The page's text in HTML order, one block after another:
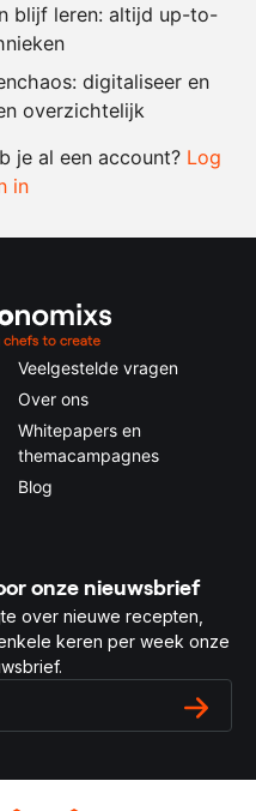
+
blijf leren: altijd up-to-
digitaliseer en
overzichtelijk
je al een account? Log
in
Veelgestelde vragen
Over ons
Whitepapers en
themacampagnes
Blog
onze nieuwsbrief
over nieuwe recepten,
keren per week onze